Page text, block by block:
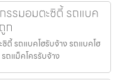
รรมอมตะซิตี้ รถแบค
ก
ตี้ รถแบคโฮรับจ้าง รถแบคโฮ
ถแม็คโครรับจ้าง